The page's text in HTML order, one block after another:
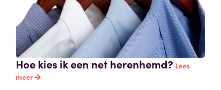
Hoe kies ik een net herenhemd? Lees
meer